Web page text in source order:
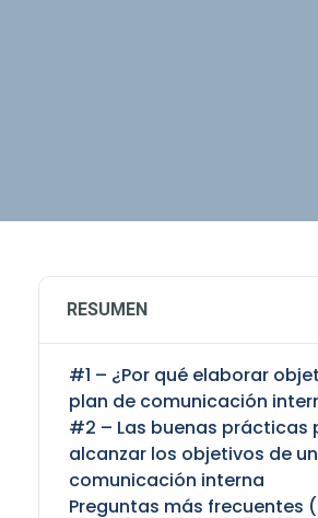
RESUMEN
#1 – ¿Por qué elaborar
plan de comunicación
#2 – Las buenas prácticas
alcanzar los objetivos de
comunicación interna
Preguntas más frecuentes